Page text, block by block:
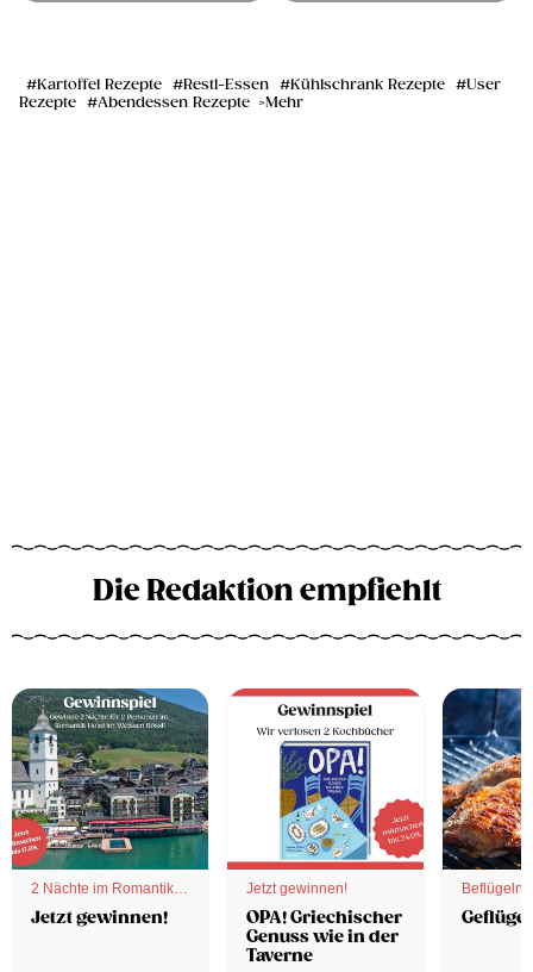
Kartoffel Rezepte Restl-Essen Kühlschrank Rezepte
User
Rezepte
Abendessen Rezepte Mehr
Die Redaktion empfiehlt
2 Nächte im Romantik
Hotel
Jetzt gewinnen!
Jetzt gewinnen!
OPA! Griechischer
Genuss wie in der
Taverne